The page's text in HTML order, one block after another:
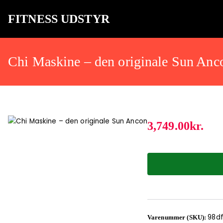
FITNESS UDSTYR
Chi Maskine – den originale Sun
3,749.00kr.
Varenummer (SKU):